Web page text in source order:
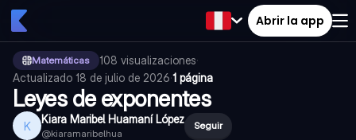
Abrir la app
Matemáticas 108 visualizaciones·
Actualizado 18 de julio de 2026·1 página
Leyes de exponentes
K Kiara Maribel Huamaní López
@kiaramaribelhua
Seguir